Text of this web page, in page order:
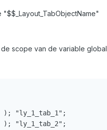
scope van de variable global
); "ly_1_tab_1";
); "ly_1_tab_2";